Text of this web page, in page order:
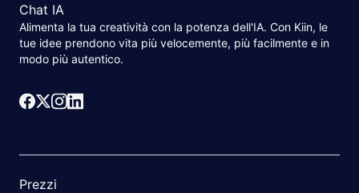
Chat IA
Alimenta la tua creatività con la potenza dell'IA. Con Kiin, le
tue idee prendono vita più velocemente, più facilmente e in
modo più autentico.
Prezzi